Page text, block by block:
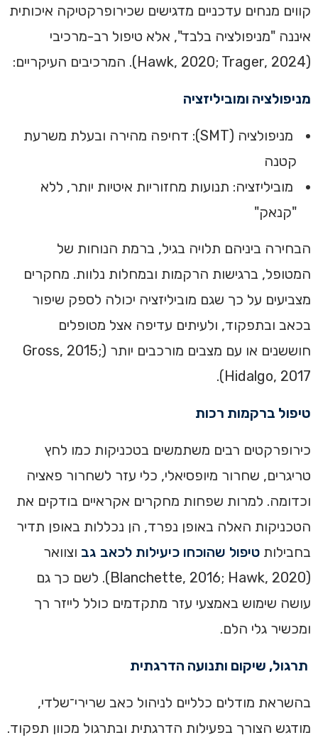
קווים מנחים עדכניים מדגישים שכירופרקטיקה איכותית
איננה "מניפולציה בלבד", אלא טיפול רב-מרכיבי
(Hawk, 2020; Trager, 2024). המרכיבים העיקריים:
מניפולציה ומוביליזציה
מניפולציה (SMT): דחיפה מהירה ובעלת משרעת
קטנה
מוביליזציה: תנועות מחזוריות איטיות יותר, ללא
"קנאק"
הבחירה ביניהם תלויה בגיל, ברמת הנוחות של
המטופל, ברגישות הרקמות ובמחלות נלוות. מחקרים
מצביעים על כך שגם מוביליזציה יכולה לספק שיפור
בכאב ובתפקוד, ולעיתים עדיפה אצל מטופלים
חוששנים או עם מצבים מורכבים יותר (Gross, 2015;
Hidalgo, 2017).
טיפול ברקמות רכות
כירופרקטים רבים משתמשים בטכניקות כמו לחץ
טריגרים, שחרור מיופסיאלי, כלי עזר לשחרור פאציה
וכדומה. למרות שפחות מחקרים אקראיים בודקים את
הטכניקות האלה באופן נפרד, הן נכללות באופן תדיר
בחבילות טיפול שהוכחו כיעילות לכאב גב וצוואר
(Blanchette, 2016; Hawk, 2020). לשם כך גם
עושה שימוש באמצעי עזר מתקדמים כולל לייזר רך
ומכשיר גלי הלם.
תרגול, שיקום ותנועה הדרגתית
בהשראת מודלים כלליים לניהול כאב שרירי־שלדי,
מודגש הצורך בפעילות הדרגתית ובתרגול מכוון תפקוד.